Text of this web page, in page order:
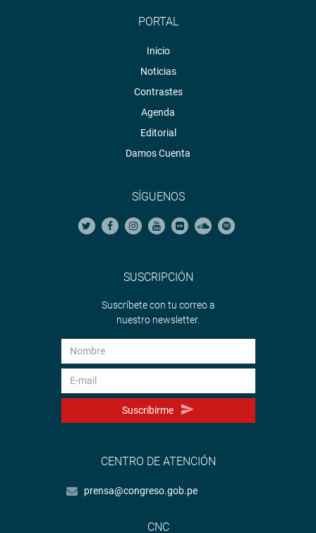
PORTAL
Inicio
Noticias
Contrastes
Agenda
Editorial
Damos Cuenta
SÍGUENOS
SUSCRIPCIÓN
Suscríbete con tu correo a
nuestro newsletter.
Suscribirme
CENTRO DE ATENCIÓN
prensa@congreso.gob.pe
CNC